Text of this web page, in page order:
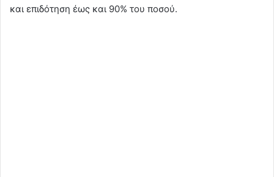
και επιδότηση έως και 90% του ποσού.